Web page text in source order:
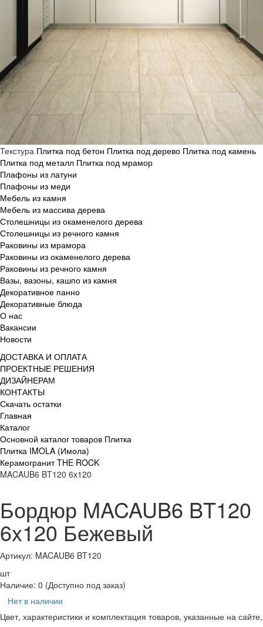
Текстура Плитка под бетон Плитка под дерево Плитка под камень
Плитка под металл Плитка под мрамор
Плафоны из латуни
Плафоны из меди
Мебель из камня
Мебель из массива дерева
Столешницы из окаменелого дерева
Столешницы из речного камня
Раковины из мрамора
Раковины из окаменелого дерева
Раковины из речного камня
Вазы, вазоны, кашпо из камня
Декоративное панно
Декоративные блюда
О нас
Вакансии
Новости
ДОСТАВКА И ОПЛАТА
ПРОЕКТНЫЕ РЕШЕНИЯ
ДИЗАЙНЕРАМ
КОНТАКТЫ
Скачать остатки
Главная
Каталог
Основной каталог товаров Плитка
Плитка IMOLA (Имола)
Керамогранит THE ROCK
MACAUB6 BT120 6x120
Бордюр MACAUB6 BT120
6x120 Бежевый
Артикул: MACAUB6 BT120
шт
Наличие: 0 (Доступно под заказ)
Нет в наличии
Цвет, характеристики и комплектация товаров, указанные на сайте,